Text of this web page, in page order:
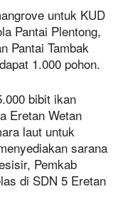
untuk KUD
Pantai Plentong,
Pantai Tambak
1.000 pohon.
bibit ikan
Eretan Wetan
laut untuk
sarana
Pemkab
di SDN 5 Eretan